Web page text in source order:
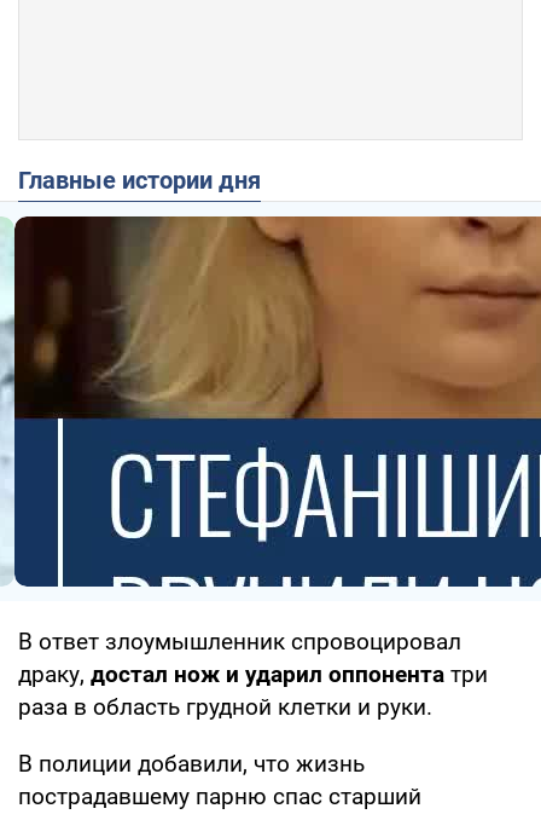
Главные истории дня
В ответ злоумышленник спровоцировал
драку, достал нож и ударил оппонента три
раза в область грудной клетки и руки.
В полиции добавили, что жизнь
пострадавшему парню спас старший